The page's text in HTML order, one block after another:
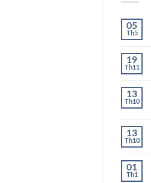
05
Th5
19
Th11
13
Th10
13
Th10
01
Th1